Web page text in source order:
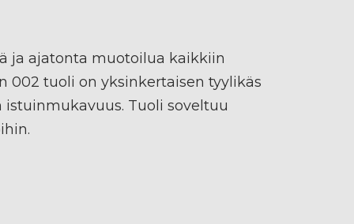
ja ajatonta muotoilua kaikkiin
002 tuoli on yksinkertaisen tyylikäs
Tuoli soveltuu